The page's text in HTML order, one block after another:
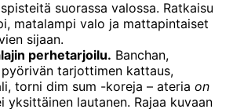
suorassa valossa. Ratkaisu
matalampi valo ja mattapintaiset
sijaan.
perhetarjoilu. Banchan,
tarjottimen kattaus,
torni dim sum -koreja – ateria on
yksittäinen lautanen. Rajaa kuvaan